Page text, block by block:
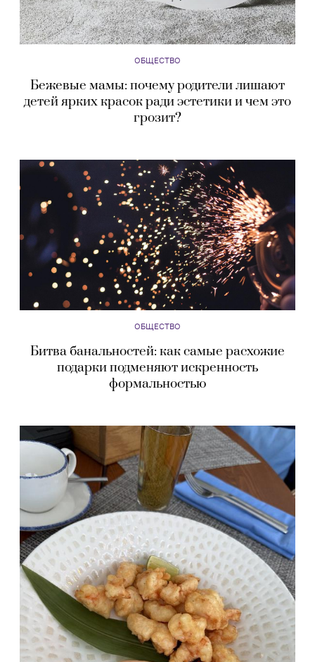
ОБЩЕСТВО
Бежевые мамы: почему родители лишают
детей ярких красок ради эстетики и чем это
грозит?
ОБЩЕСТВО
Битва банальностей: как самые расхожие
подарки подменяют искренность
формальностью